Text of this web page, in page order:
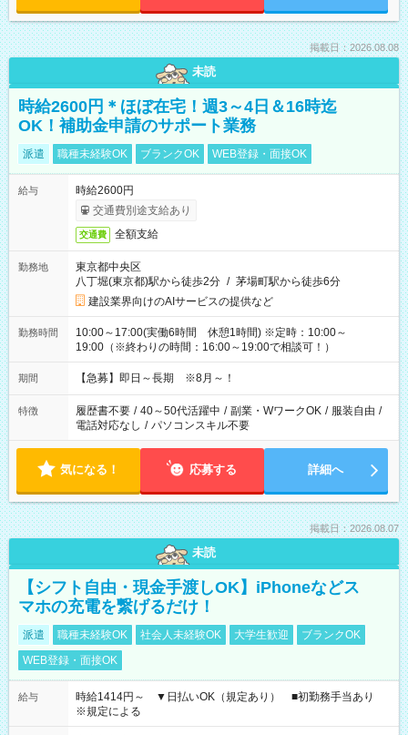
掲載日：2026.08.08
未読
時給2600円＊ほぼ在宅！週3～4日＆16時迄
OK！補助金申請のサポート業務
派遣 職種未経験OK ブランクOK WEB登録・面接OK
給与
時給2600円
交通費別途支給あり
交通費 全額支給
勤務地
東京都中央区
八丁堀(東京都)駅から徒歩2分 / 茅場町駅から徒歩6分
建設業界向けのAIサービスの提供など
勤務時間
10:00～17:00(実働6時間 休憩1時間) ※定時：10:00～
19:00（※終わりの時間：16:00～19:00で相談可！）
期間 【急募】即日～長期 ※8月～！
特徴 履歴書不要 / 40～50代活躍中 / 副業・WワークOK / 服装自由 /
電話対応なし / パソコンスキル不要
気になる！ 応募する 詳細へ
掲載日：2026.08.07
未読
【シフト自由・現金手渡しOK】iPhoneなどス
マホの充電を繋げるだけ！
派遣 職種未経験OK 社会人未経験OK 大学生歓迎
ブランクOK
WEB登録・面接OK
給与
時給1414円～ ▼日払いOK（規定あり） ■初勤務手当あり
※規定による